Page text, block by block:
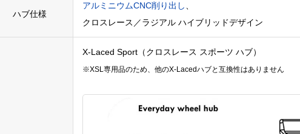
ハブ仕様
アルミニウムCNC削り出し、
クロスレース／ラジアル ハイブリッドデザイン
X-Laced Sport（クロスレース スポーツ ハブ）
※XSL専用品のため、他のX-Lacedハブと互換性はありません